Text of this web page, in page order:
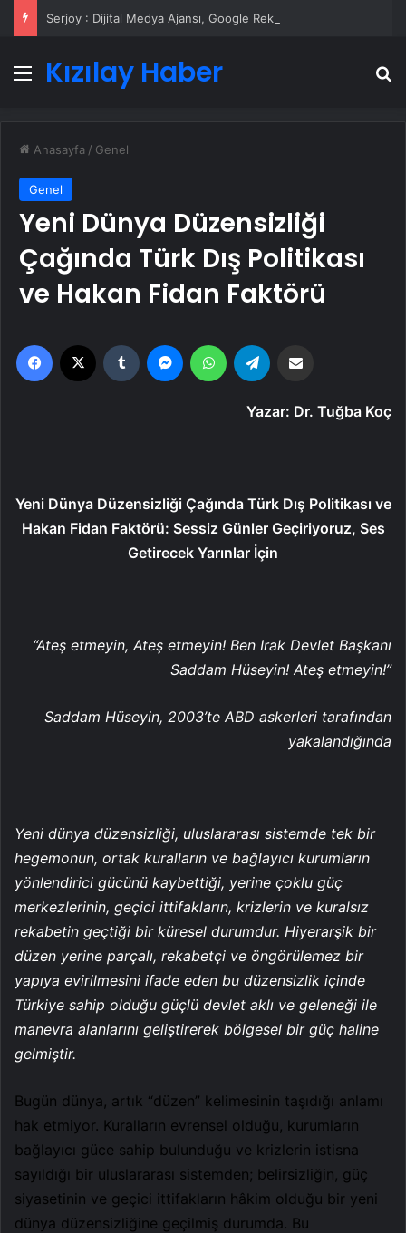
Menü
Kızılay Haber
Anasayfa / Genel
Genel
Yeni Dünya Düzensizliği
Çağında Türk Dış Politikası
ve Hakan Fidan Faktörü
Facebook Tumblr MessengerWhatsApp
Yazar: Dr. Tuğba Koç
Yeni Dünya Düzensizliği Çağında Türk Dış Politikası ve
Hakan Fidan Faktörü: Sessiz Günler Geçiriyoruz, Ses
Getirecek Yarınlar İçin
“Ateş etmeyin, Ateş etmeyin! Ben Irak Devlet Başkanı
Saddam Hüseyin! Ateş etmeyin!”
Saddam Hüseyin, 2003’te ABD askerleri tarafından
yakalandığında
Yeni dünya düzensizliği, uluslararası sistemde tek bir
hegemonun, ortak kuralların ve bağlayıcı kurumların
yönlendirici gücünü kaybettiği, yerine çoklu güç
merkezlerinin, geçici ittifakların, krizlerin ve kuralsız
rekabetin geçtiği bir küresel durumdur. Hiyerarşik bir
düzen yerine parçalı, rekabetçi ve öngörülemez bir
yapıya evirilmesini ifade eden bu düzensizlik içinde
Türkiye sahip olduğu güçlü devlet aklı ve geleneği ile
manevra alanlarını geliştirerek bölgesel bir güç haline
gelmiştir.
Bugün dünya, artık “düzen” kelimesinin taşıdığı anlamı
hak etmiyor. Kuralların evrensel olduğu, kurumların
bağlayıcı güce sahip bulunduğu ve krizlerin istisna
sayıldığı bir uluslararası sistemden; belirsizliğin, güç
siyasetinin ve geçici ittifakların hâkim olduğu bir yeni
dünya düzensizliğine geçilmiş durumda. Bu